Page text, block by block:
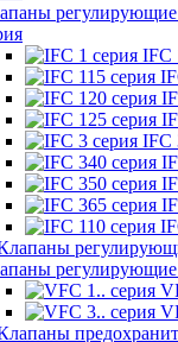
IFC
IFC